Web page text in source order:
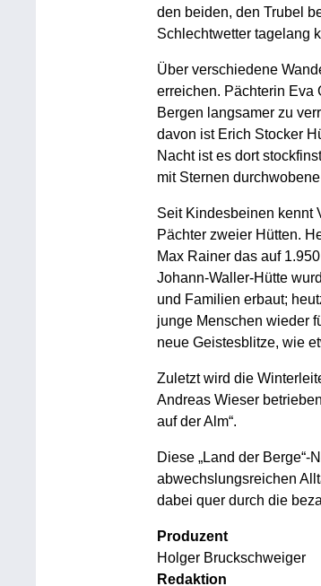
den beiden, den Trubel
Schlechtwetter tagelang
Über verschiedene
erreichen. Pächterin Eva
Bergen langsamer zu
davon ist Erich Stocker
Nacht ist es dort
mit Sternen
Seit Kindesbeinen kennt
Pächter zweier Hütten.
Max Rainer das auf
Johann-Waller-Hütte
und Familien erbaut;
junge Menschen wieder
neue Geistesblitze, wie
Zuletzt wird die
Andreas Wieser
auf der Alm“.
Diese „Land der
abwechslungsreichen
dabei quer durch die
Produzent
Holger Bruckschweiger
Redaktion